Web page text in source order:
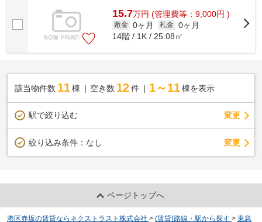
15.7万円 (管理費等：9,000円 )
敷金 0ヶ月 礼金 0ヶ月
14階 / 1K / 25.08㎡
該当物件数 11棟 空き数 12 件 1～11 棟を表示
駅で絞り込む 変更
絞り込み条件： なし 変更
ページトップへ
港区赤坂の賃貸ならネクストラスト株式会社 > (賃貸)路線・駅から探す > 東急